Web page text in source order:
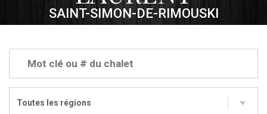
SAINT-SIMON-DE-RIMOUSKI
Toutes les régions